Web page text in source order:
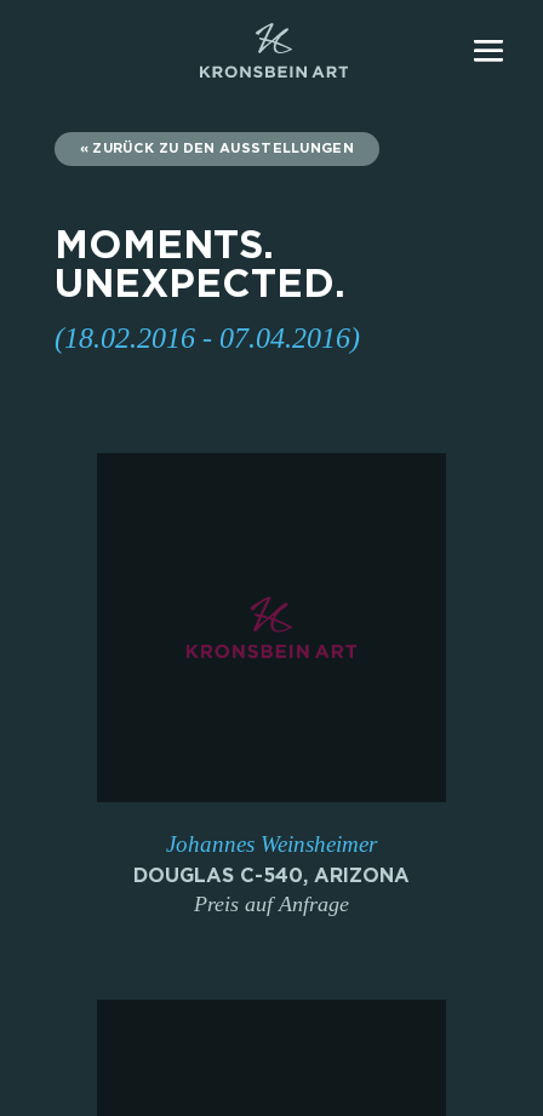
ZURÜCK ZU DEN AUSSTELLUNGEN
MOMENTS.
UNEXPECTED.
(18.02.2016 - 07.04.2016)
Johannes Weinsheimer
DOUGLAS C-540, ARIZONA
Preis auf Anfrage